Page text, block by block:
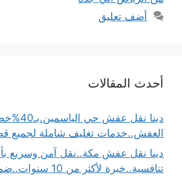
أضف تعليق
أحدث المقالات
دينا نقل عفش
العفش..خدمات تغليف شاملة لجميع
دينا نقل عفش مكة..نقل آمن وسريع
تنافسية..خبرة لأكثر من 10 سنوات..ضمان الجودة